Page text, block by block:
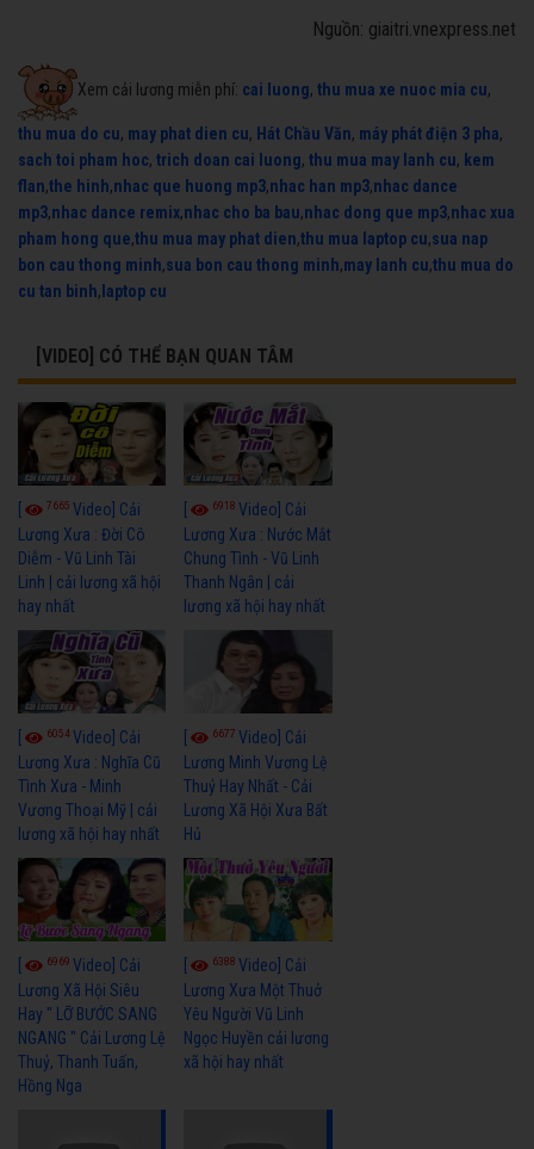
Nguồn: giaitri.vnexpress.net
Xem cải lương miễn phí: cai luong, thu mua xe nuoc mia cu,
thu mua do cu, may phat dien cu, Hát Chầu Văn, máy phát điện 3 pha,
sach toi pham hoc, trich doan cai luong, thu mua may lanh cu, kem
flan,the hinh,nhac que huong mp3,nhac han mp3,nhac dance
mp3,nhac dance remix,nhac cho ba bau,nhac dong que mp3,nhac xua
pham hong que,thu mua may phat dien,thu mua laptop cu,sua nap
bon cau thong minh,sua bon cau thong minh,may lanh cu,thu mua do
cu tan binh, laptop cu
[VIDEO] CÓ THỂ BẠN QUAN TÂM
7665 Video] Cải
Lương Xưa : Đời Cô
Diễm - Vũ Linh Tài
Linh | cải lương xã hội
hay nhất
6918Video] Cải
Lương Xưa : Nước Mắt
Chung Tình - Vũ Linh
Thanh Ngân | cải
lương xã hội hay nhất
6054Video] Cải
Lương Xưa : Nghĩa Cũ
Tình Xưa - Minh
Vương Thoại Mỹ | cải
lương xã hội hay nhất
6677Video] Cải
Lương Minh Vương Lệ
Thuỷ Hay Nhất - Cải
Lương Xã Hội Xưa Bất
Hủ
6969 Video] Cải
Lương Xã Hội Siêu
Hay " LỠ BƯỚC SANG
NGANG " Cải Lương Lệ
Thuỷ, Thanh Tuấn,
Hồng Nga
6388Video] Cải
Lương Xưa Một Thuở
Yêu Người Vũ Linh
Ngọc Huyền cải lương
xã hội hay nhất